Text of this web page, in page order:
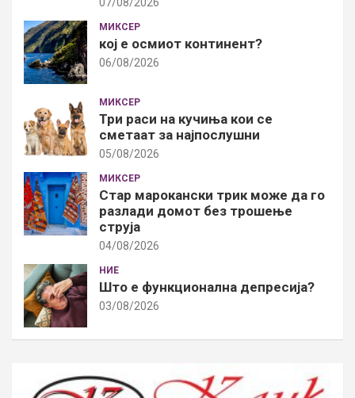
МИКСЕР
кој е осмиот континент?
06/08/2026
МИКСЕР
Три раси на кучиња кои се
сметаат за најпослушни
05/08/2026
МИКСЕР
Стар марокански трик може да го
разлади домот без трошење
струја
04/08/2026
НИЕ
Што е функционална депресија?
03/08/2026